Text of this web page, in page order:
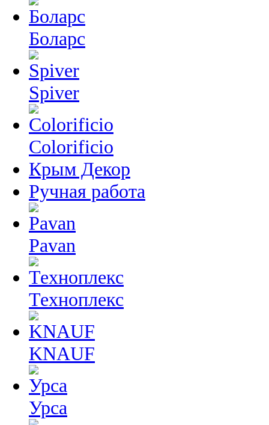
Боларс
Spiver
Colorificio
Крым Декор
Ручная работа
Pavan
Техноплекс
KNAUF
Урса